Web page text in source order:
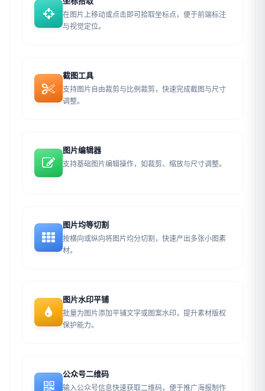
在图片上移动或点击即可拾取坐标点，便于前端标注
与视觉定位。
截图工具
支持图片自由裁剪与比例裁剪，快速完成截图与尺寸
调整。
图片编辑器
支持基础图片编辑操作，如裁剪、缩放与尺寸调整。
图片均等切割
按横向或纵向将图片均分切割，快速产出多张小图素
材。
图片水印平铺
批量为图片添加平铺文字或图案水印，提升素材版权
保护能力。
公众号二维码
输入公众号信息快速获取二维码，便于推广海报制作